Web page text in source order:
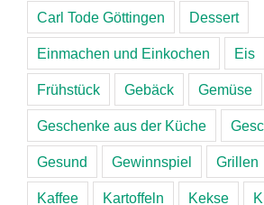
Carl Tode Göttingen Dessert
Einmachen und Einkochen Eis
Frühstück Gebäck Gemüse
Geschenke aus der Küche
Gesund Gewinnspiel Grillen
Kaffee Kartoffeln Kekse